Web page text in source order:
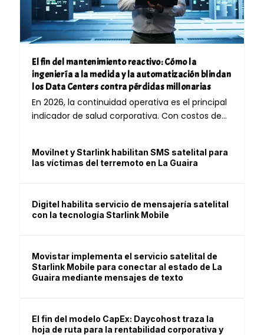
El fin del mantenimiento reactivo: Cómo la
ingeniería a la medida y la automatización blindan
los Data Centers contra pérdidas millonarias
En 2026, la continuidad operativa es el principal
indicador de salud corporativa. Con costos de...
Movilnet y Starlink habilitan SMS satelital para
las víctimas del terremoto en La Guaira
Digitel habilita servicio de mensajería satelital
con la tecnología Starlink Mobile
Movistar implementa el servicio satelital de
Starlink Mobile para conectar al estado de La
Guaira mediante mensajes de texto
El fin del modelo CapEx: Daycohost traza la
hoja de ruta para la rentabilidad corporativa y